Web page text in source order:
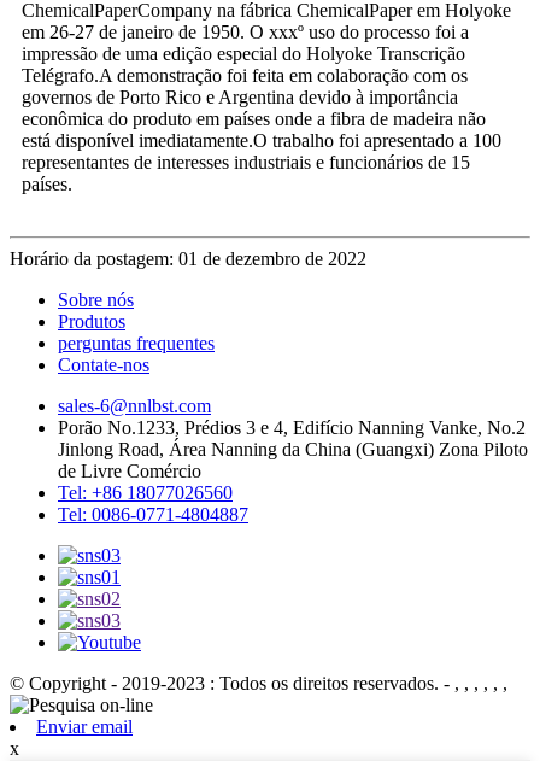
ChemicalPaperCompany na fábrica ChemicalPaper em Holyoke
em 26-27 de janeiro de 1950. O xxxº uso do processo foi a
impressão de uma edição especial do Holyoke Transcrição
Telégrafo.A demonstração foi feita em colaboração com os
governos de Porto Rico e Argentina devido à importância
econômica do produto em países onde a fibra de madeira não
está disponível imediatamente.O trabalho foi apresentado a 100
representantes de interesses industriais e funcionários de 15
países.
Horário da postagem: 01 de dezembro de 2022
Sobre nós
Produtos
perguntas frequentes
Contate-nos
sales-6@nnlbst.com
Porão No.1233, Prédios 3 e 4, Edifício Nanning Vanke, No.2
Jinlong Road, Área Nanning da China (Guangxi) Zona Piloto
de Livre Comércio
Tel: +86 18077026560
Tel: 0086-0771-4804887
© Copyright - 2019-2023 : Todos os direitos reservados. - , , , , , ,
Enviar email
x